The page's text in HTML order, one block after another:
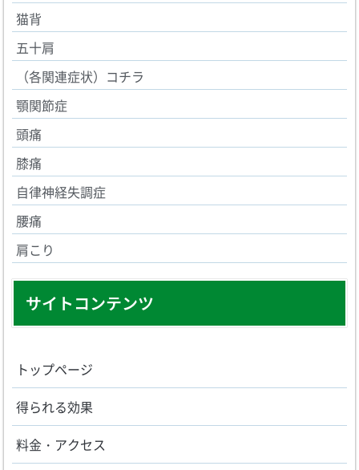
猫背
五十肩
（各関連症状）コチラ
顎関節症
頭痛
膝痛
自律神経失調症
腰痛
肩こり
サイトコンテンツ
トップページ
得られる効果
料金・アクセス